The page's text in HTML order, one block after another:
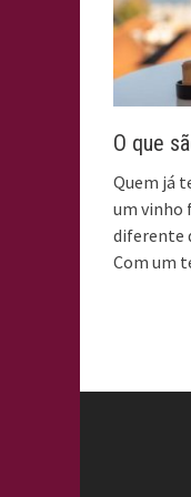
O que
Quem já
um vinho
diferente
Com um